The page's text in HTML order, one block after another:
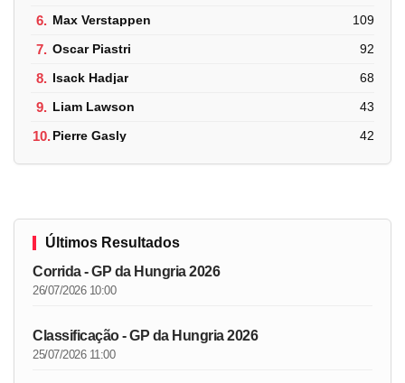
6. Max Verstappen 109
7. Oscar Piastri 92
8. Isack Hadjar 68
9. Liam Lawson 43
10.Pierre Gasly 42
Últimos Resultados
Corrida - GP da Hungria 2026
26/07/2026 10:00
Classificação - GP da Hungria 2026
25/07/2026 11:00